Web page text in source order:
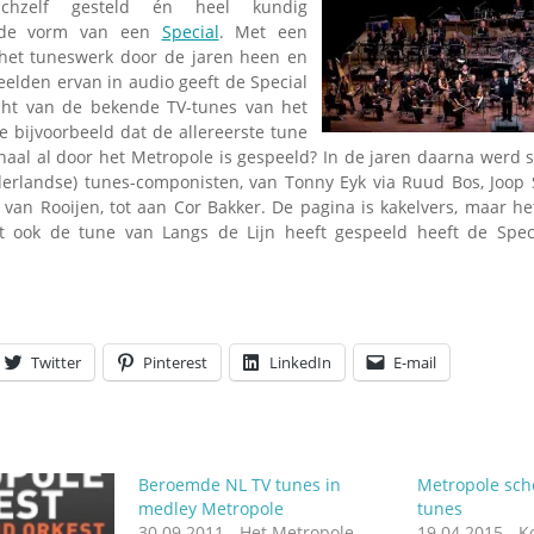
Omroepbanden
Stoomfluit Klaas
Vaak
Uitvinding
jinglecassette
gesteld én heel kundig
vorm van een Special. Met een
tuneswerk door de jaren heen en
ervan in audio geeft de Special
van de bekende TV-tunes van het
bijvoorbeeld dat de allereerste tune
al door het Metropole is gespeeld? In de jaren daarna werd
tunes-componisten, van Tonny Eyk via Ruud Bos, Joop
van Rooijen, tot aan Cor Bakker. De pagina is kakelvers, maar
ook de tune van Langs de Lijn heeft gespeeld heeft de
Twitter Pinterest LinkedIn E-mail
Beroemde NL TV tunes in
medley Metropole
Metropole
tunes